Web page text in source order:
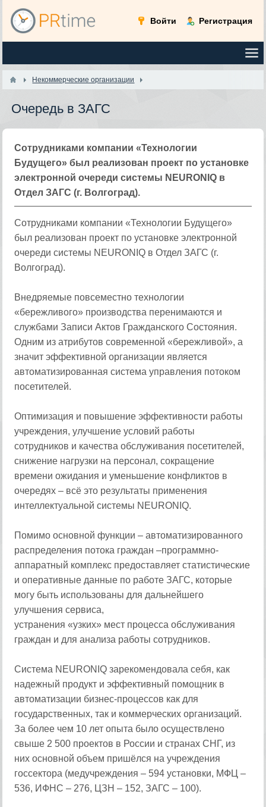
Войти Регистрация
Некоммерческие организации
Очередь в ЗАГС
Сотрудниками компании «Технологии
Будущего» был реализован проект по установке
электронной очереди системы NEURONIQ в
Отдел ЗАГС (г. Волгоград).
Сотрудниками компании «Технологии Будущего»
был реализован проект по установке электронной
очереди системы NEURONIQ в Отдел ЗАГС (г.
Волгоград).
Внедряемые повсеместно технологии
«бережливого» производства перенимаются и
службами Записи Актов Гражданского Состояния.
Одним из атрибутов современной «бережливой», а
значит эффективной организации является
автоматизированная система управления потоком
посетителей.
Оптимизация и повышение эффективности работы
учреждения, улучшение условий работы
сотрудников и качества обслуживания посетителей,
снижение нагрузки на персонал, сокращение
времени ожидания и уменьшение конфликтов в
очередях – всё это результаты применения
интеллектуальной системы NEURONIQ.
Помимо основной функции – автоматизированного
распределения потока граждан –программно-
аппаратный комплекс предоставляет статистические
и оперативные данные по работе ЗАГС, которые
могу быть использованы для дальнейшего
улучшения сервиса,
устранения «узких» мест процесса обслуживания
граждан и для анализа работы сотрудников.
Система NEURONIQ зарекомендовала себя, как
надежный продукт и эффективный помощник в
автоматизации бизнес-процессов как для
государственных, так и коммерческих организаций.
За более чем 10 лет опыта было осуществлено
свыше 2 500 проектов в России и странах СНГ, из
них основной объем пришёлся на учреждения
госсектора (медучреждения – 594 установки, МФЦ –
536, ИФНС – 276, ЦЗН – 152, ЗАГС – 100).